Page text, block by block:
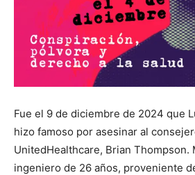
Fue el 9 de diciembre de 2024 que
hizo famoso por asesinar al
UnitedHealthcare, Brian Thompson.
ingeniero de 26 años, proveniente